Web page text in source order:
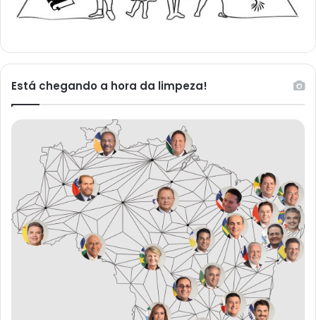
Está chegando a hora da limpeza!